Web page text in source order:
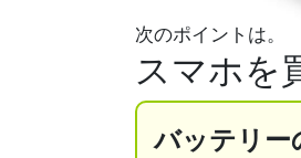
次のポイントは。
スマホを
バッテリー